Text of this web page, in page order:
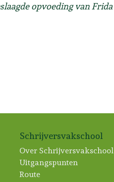
opvoeding van Frida
Schrijversvakschool
Over Schrijversvakschool
Uitgangspunten
Route